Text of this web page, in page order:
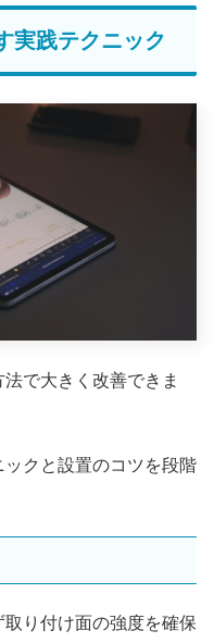
実践テクニック
で大きく改善できま
クと設置のコツを段階
り付け面の強度を確保